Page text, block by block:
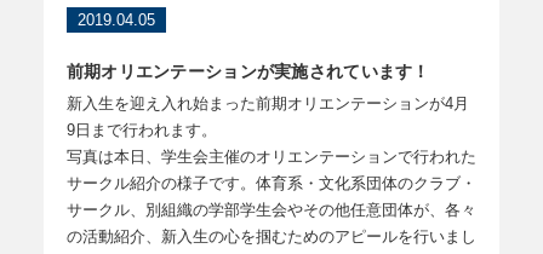
2019.04.05
前期オリエンテーションが実施されています！
新入生を迎え入れ始まった前期オリエンテーションが4月
9日まで行われます。
写真は本日、学生会主催のオリエンテーションで行われた
サークル紹介の様子です。体育系・文化系団体のクラブ・
サークル、別組織の学部学生会やその他任意団体が、各々
の活動紹介、新入生の心を掴むためのアピールを行いまし